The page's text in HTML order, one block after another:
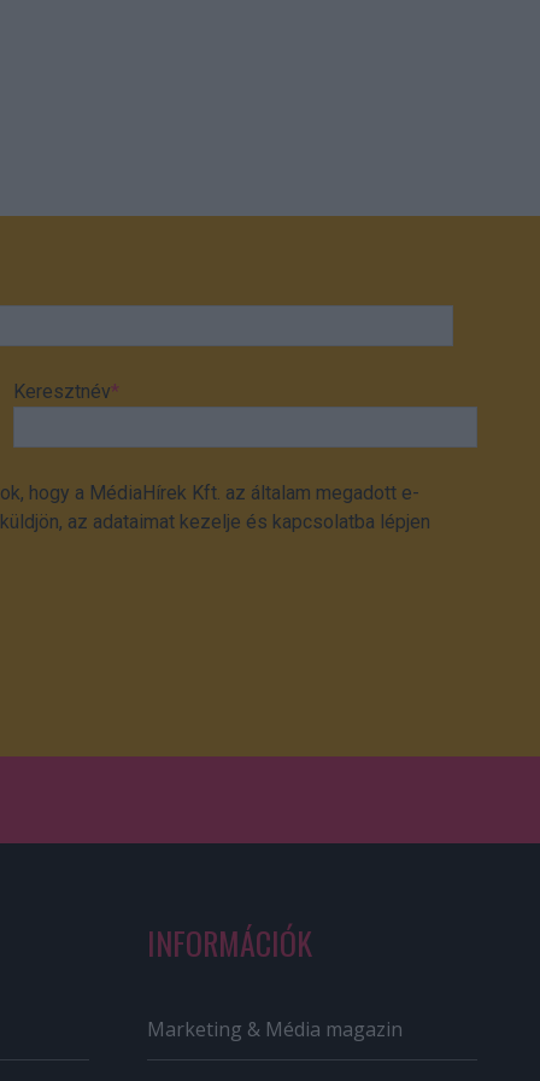
Keresztnév*
hogy a MédiaHírek Kft. az általam megadott e-
az adataimat kezelje és kapcsolatba lépjen
INFORMÁCIÓK
Marketing & Média magazin